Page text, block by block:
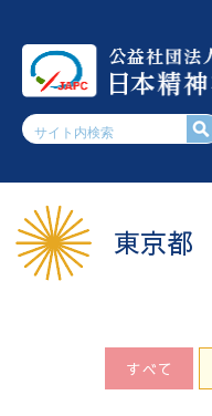
東京都
すべて